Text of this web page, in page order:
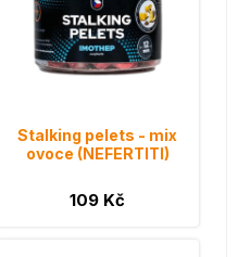
Stalking pelets - mix
ovoce (NEFERTITI)
109 Kč